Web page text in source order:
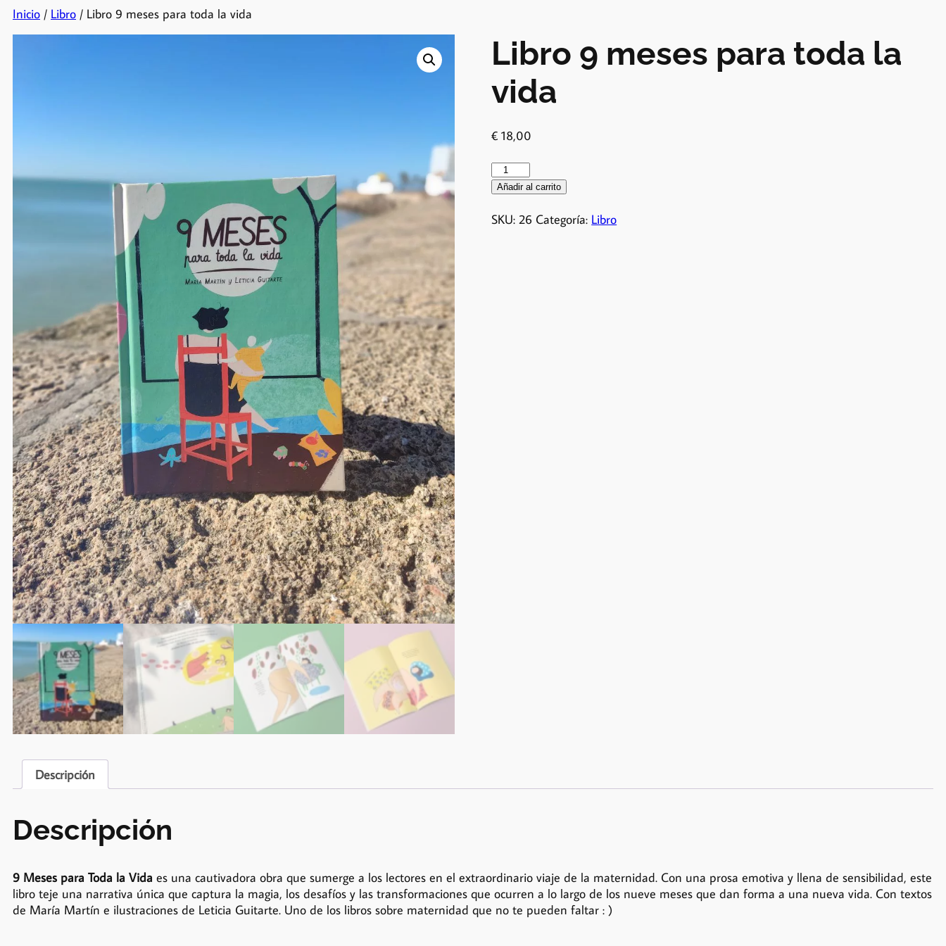
Inicio / Libro / Libro 9 meses para toda la vida
Libro 9 meses para toda la
vida
€ 18,00
Añadir al carrito
SKU:26 Categoría: Libro
Descripción
Descripción
9 Meses para Toda la Vida es una cautivadora obra que sumerge a los lectores en el extraordinario viaje de la maternidad. Con una prosa emotiva y llena de sensibilidad, este
libro teje una narrativa única que captura la magia, los desafíos y las transformaciones que ocurren a lo largo de los nueve meses que dan forma a una nueva vida. Con textos
de María Martín e ilustraciones de Leticia Guitarte. Uno de los libros sobre maternidad que no te pueden faltar : )